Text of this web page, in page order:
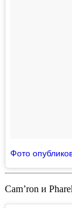
Фото
Cam’ron и